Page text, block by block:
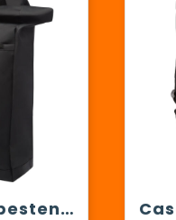
Resi 15" waterbestendige laptoprugzak 23L